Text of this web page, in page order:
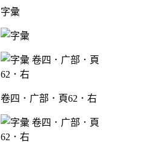
字彙
卷四．广部．頁62．右